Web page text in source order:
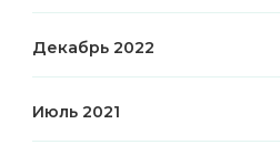
Декабрь 2022
Июль 2021